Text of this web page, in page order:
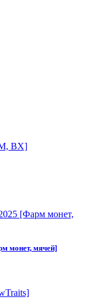
монет, мячей]